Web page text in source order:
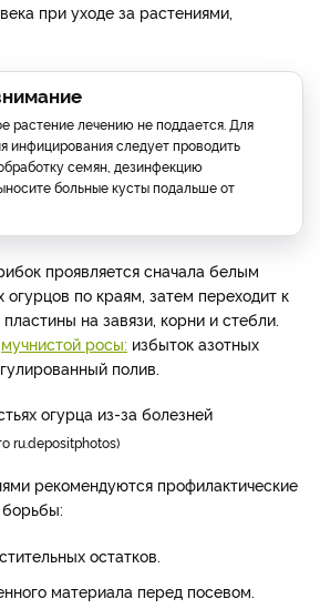
при уходе за растениями,
растение лечению не поддается. Для
инфицирования следует проводить
семян, дезинфекцию
больные кусты подальше от
проявляется сначала белым
огурцов по краям, затем переходит к
на завязи, корни и стебли.
мучнистой росы: избыток азотных
полив.
ru.depositphotos
рекомендуются профилактические
остатков.
материала перед посевом.